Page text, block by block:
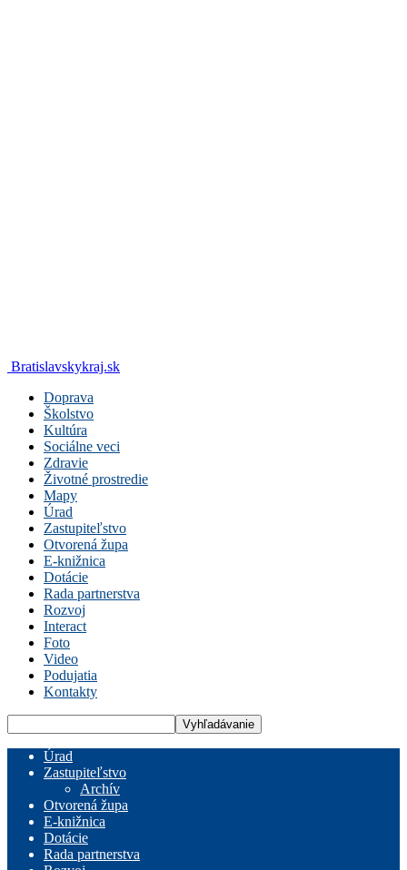
Bratislavskykraj.sk
Doprava
Školstvo
Kultúra
Sociálne veci
Zdravie
Životné prostredie
Mapy
Úrad
Zastupiteľstvo
Otvorená župa
E-knižnica
Dotácie
Rada partnerstva
Rozvoj
Interact
Foto
Video
Podujatia
Kontakty
Úrad
Zastupiteľstvo
Archív
Otvorená župa
E-knižnica
Dotácie
Rada partnerstva